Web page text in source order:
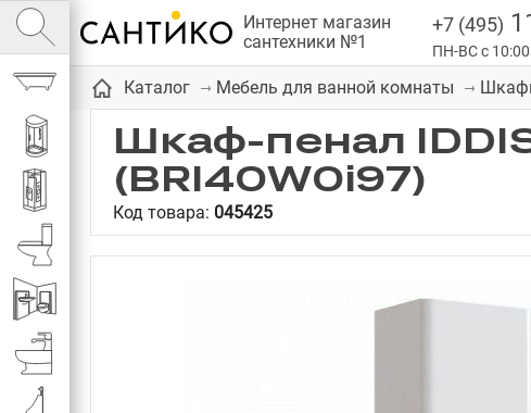
Интернет магазин
сантехники №1
+7 (495)
ПН-ВС с
Ванны
Душевые кабины
Душевые
Каталог Мебель для ванной комнаты
Шкаф-пенал
(BRI40W0i97)
Код товара: 045425